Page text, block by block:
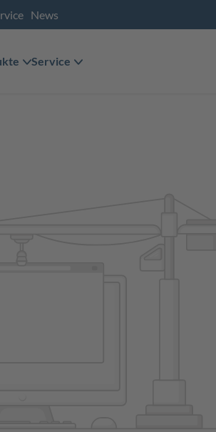
News
Service